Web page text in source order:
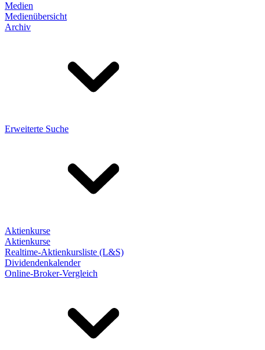
Medien
Medienübersicht
Archiv
Erweiterte Suche
Aktienkurse
Aktienkurse
Realtime-Aktienkursliste (L&S)
Dividendenkalender
Online-Broker-Vergleich